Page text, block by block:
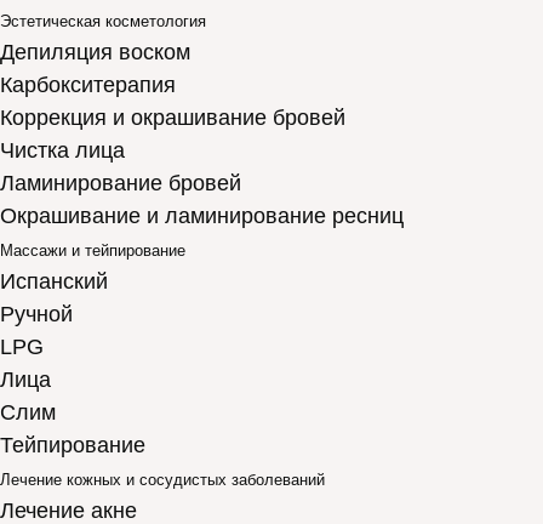
Эстетическая косметология
Депиляция воском
Карбокситерапия
Коррекция и окрашивание бровей
Чистка лица
Ламинирование бровей
Окрашивание и ламинирование ресниц
Массажи и тейпирование
Испанский
Ручной
LPG
Лица
Слим
Тейпирование
Лечение кожных и сосудистых заболеваний
Лечение акне